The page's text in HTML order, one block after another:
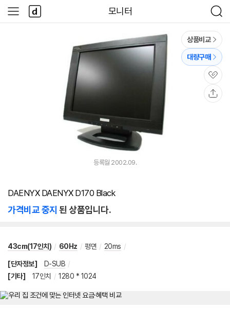
모니터
검
색
사
이
다
나
와
상품비교
대량구매
관
심
등록월 2002.09.
DAENYX DAENYX D170 Black
가격비교 중지 된 상품입니다.
43cm(17인치) / 60Hz / 평면 / 20ms /
[단자정보] D-SUB /
[기타]
17인치 / 1280 * 1024